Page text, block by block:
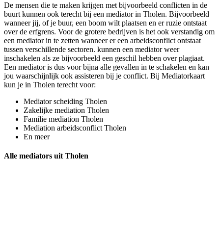
De mensen die te maken krijgen met bijvoorbeeld conflicten in de
buurt kunnen ook terecht bij een mediator in Tholen. Bijvoorbeeld
wanneer jij, of je buur, een boom wilt plaatsen en er ruzie ontstaat
over de erfgrens. Voor de grotere bedrijven is het ook verstandig om
een mediator in te zetten wanneer er een arbeidsconflict ontstaat
tussen verschillende sectoren. kunnen een mediator weer
inschakelen als ze bijvoorbeeld een geschil hebben over plagiaat.
Een mediator is dus voor bijna alle gevallen in te schakelen en kan
jou waarschijnlijk ook assisteren bij je conflict. Bij Mediatorkaart
kun je in Tholen terecht voor:
Mediator scheiding Tholen
Zakelijke mediation Tholen
Familie mediation Tholen
Mediation arbeidsconflict Tholen
En meer
Alle mediators uit Tholen